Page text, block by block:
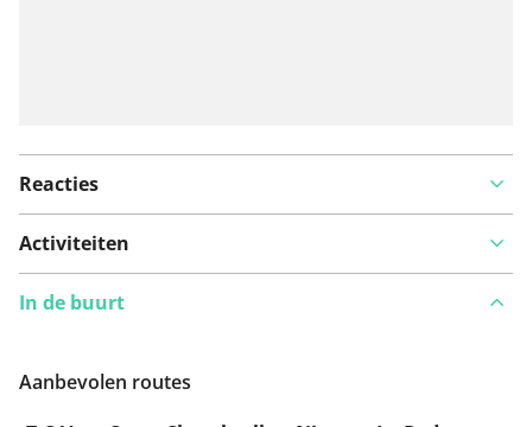
Reacties
Activiteiten
In de buurt
Aanbevolen routes